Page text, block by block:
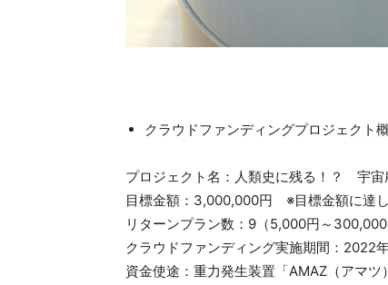
クラウドファンディングプロジェクト
プロジェクト名：人類史に残る！？ 宇宙
目標金額：3,000,000円 ※目標金額に達
リターンプラン数：9（5,000円～300,000
クラウドファンディング実施期間：2022
資金使途：重力発生装置「AMAZ（アマツ